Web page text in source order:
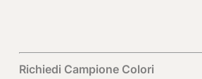
Richiedi Campione Colori